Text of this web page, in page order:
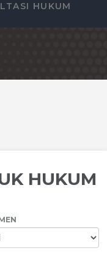
HUKUM
HUKUM